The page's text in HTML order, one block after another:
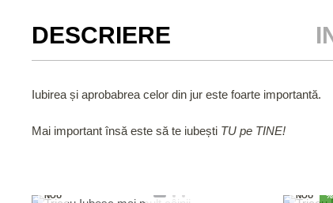
DESCRIERE
Iubirea și aprobabrea celor din jur este foarte importantă.
Mai important însă este să te iubești TU pe TINE!
NOU NOU %